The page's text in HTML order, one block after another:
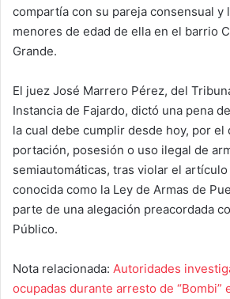
compartía con su pareja consensual y
menores de edad de ella en el barrio
Grande.
El juez José Marrero Pérez, del
Instancia de Fajardo, dictó una pena
la cual debe cumplir desde hoy, por el
portación, posesión o uso ilegal de
semiautomáticas, tras violar el artículo
conocida como la Ley de Armas de
parte de una alegación preacordada
Público.
Nota relacionada: Autoridades
ocupadas durante arresto de “Bombi”